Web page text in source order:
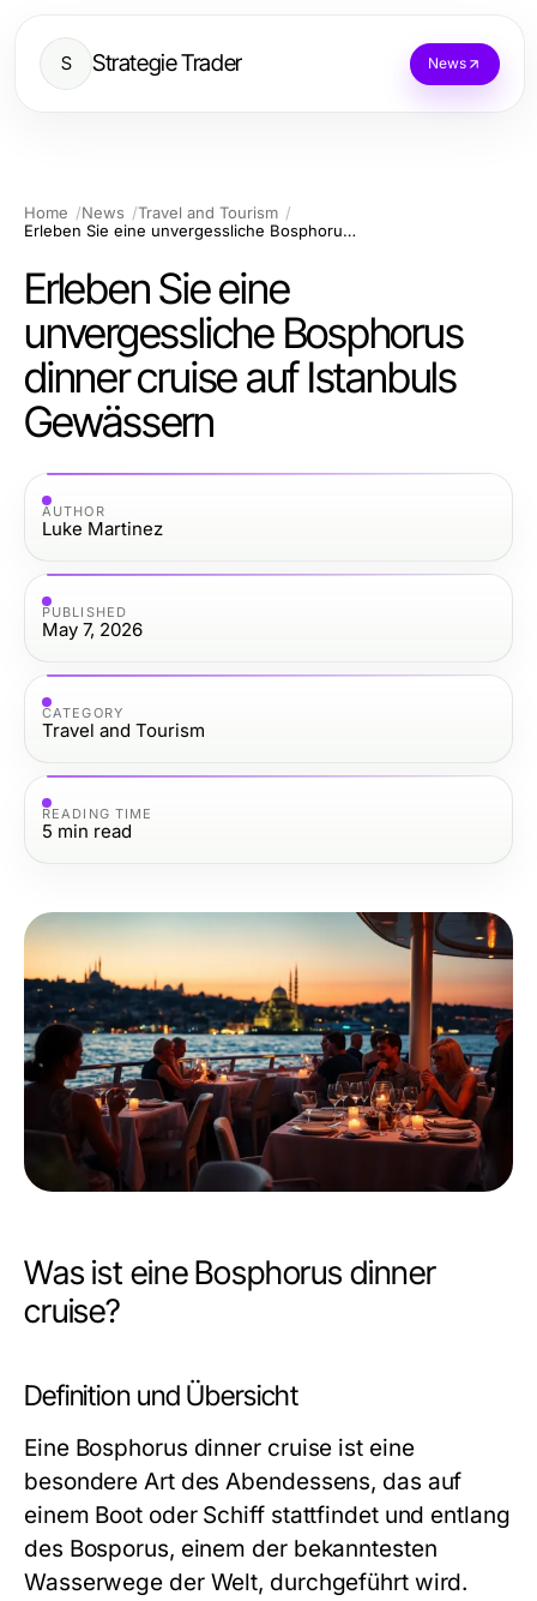
S Strategie Trader News
Home News
Travel and Tourism
Erleben Sie eine unvergessliche Bosphorus dinner cruise auf Istanbuls Gewässern
Erleben Sie eine
unvergessliche Bosphorus
dinner cruise auf Istanbuls
Gewässern
AUTHOR
Luke Martinez
PUBLISHED
May 7, 2026
CATEGORY
Travel and Tourism
READING TIME
5 min read
Was ist eine Bosphorus dinner
cruise?
Definition und Übersicht
Eine Bosphorus dinner cruise ist eine
besondere Art des Abendessens, das auf
einem Boot oder Schiff stattfindet und entlang
des Bosporus, einem der bekanntesten
Wasserwege der Welt, durchgeführt wird.